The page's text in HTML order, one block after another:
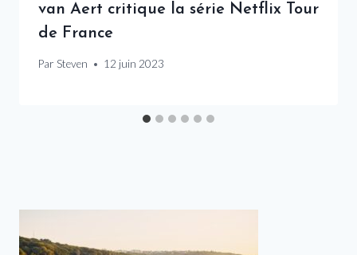
van Aert critique la série Netflix Tour
de France
Par Steven 12 juin 2023